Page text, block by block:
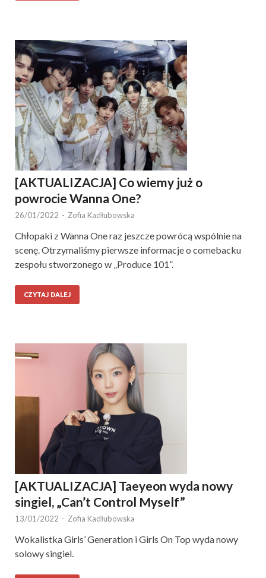
[AKTUALIZACJA] Co wiemy już o
powrocie Wanna One?
26/01/2022 - Zofia Kadłubowska
Chłopaki z Wanna One raz jeszcze powrócą wspólnie na
scenę. Otrzymaliśmy pierwsze informacje o comebacku
zespołu stworzonego w „Produce 101”.
CZYTAJ DALEJ
[AKTUALIZACJA] Taeyeon wyda nowy
singiel, „Can’t Control Myself”
13/01/2022 - Zofia Kadłubowska
Wokalistka Girls’ Generation i Girls On Top wyda nowy
solowy singiel.